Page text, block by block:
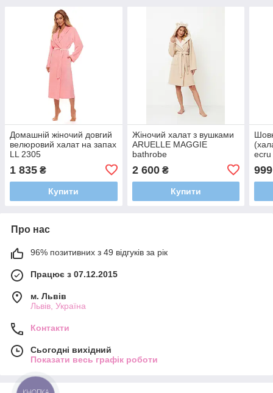
Домашній жіночий довгий
велюровий халат на запах
LL 2305
1 835 ₴
Купити
Жіночий халат з вушками
ARUELLE MAGGIE
bathrobe
2 600₴
Купити
ecru
999
Про нас
96% позитивних з 49 відгуків за рік
Працює з 07.12.2015
м. Львів
Львів, Україна
Контакти
Сьогодні вихідний
Показати весь графік роботи